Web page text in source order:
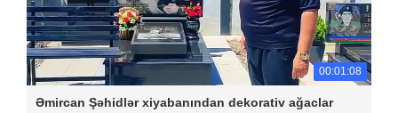
00:01:08
Əmircan Şəhidlər xiyabanından dekorativ ağaclar